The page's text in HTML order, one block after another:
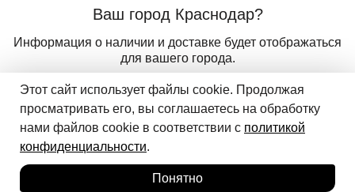
Ваш город Краснодар?
Информация о наличии и доставке будет отображаться
для вашего города.
Корзина
Добавить в корзину
Положение о программе лояльности
© 2024 ООО «АДМИКС СПОРТ», официальный дистрибьютор
Li-Ning в России
Этот сайт использует файлы cookie. Продолжая
просматривать его, вы соглашаетесь на обработку
нами файлов cookie в соответствии с политикой
конфиденциальности.
Понятно